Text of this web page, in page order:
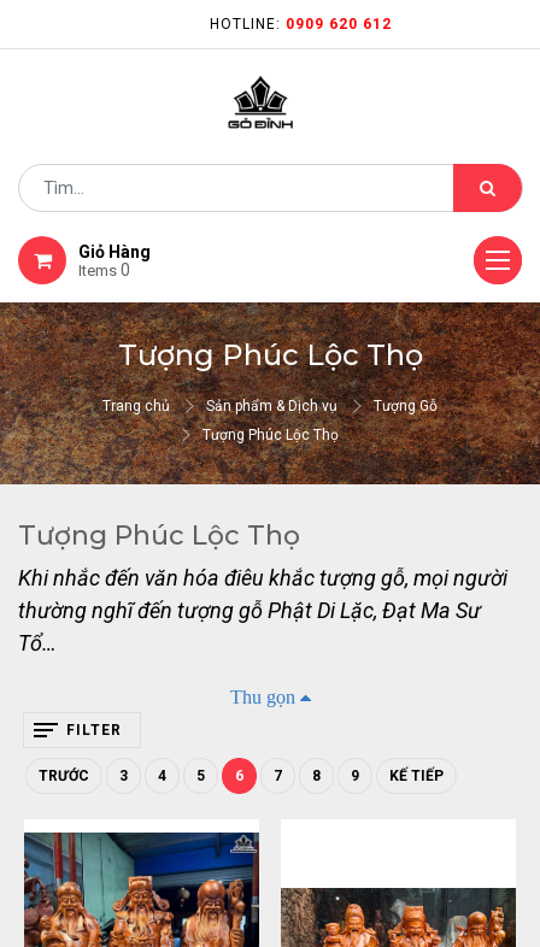
HOTLINE: 0909 620 612
Giỏ Hàng
Items 0
Tượng Phúc Lộc Thọ
Trang chủ Sản phẩm & Dịch vụ
Tượng Gỗ
Tượng Phúc Lộc Thọ
Tượng Phúc Lộc Thọ
Khi nhắc đến văn hóa điêu khắc tượng gỗ, mọi người
thường nghĩ đến tượng gỗ Phật Di Lặc, Đạt Ma Sư
Tổ…
Ngoài những tượng gỗ trên thì tượng Phúc Lộc Thọ
được cho là rất phổ biến trong văn hóa người Việt
chúng ta.
Tượng gỗ Phúc Lộc Thọ ( Tam Đa )được
mong muốn của con người là hạnh phúc, tài lộc và
trường thọ. Vậy mọi người cùng tìm hiểu nhé!
Thu gọn
FILTER
TRƯỚC 3 4 5 6 7 8 9 KẾ TIẾP